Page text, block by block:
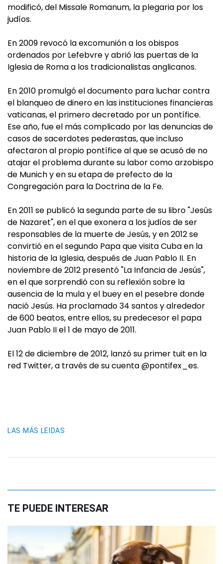
modificó, del Missale Romanum, la plegaria por los
judíos.
En 2009 revocó la excomunión a los obispos
ordenados por Lefebvre y abrió las puertas de la
Iglesia de Roma a los tradicionalistas anglicanos.
En 2010 promulgó el documento para luchar contra
el blanqueo de dinero en las instituciones financieras
vaticanas, el primero decretado por un pontífice.
Ese año, fue el más complicado por las denuncias de
casos de sacerdotes pederastas, que incluso
afectaron al propio pontífice al que se acusó de no
atajar el problema durante su labor como arzobispo
de Munich y en su etapa de prefecto de la
Congregación para la Doctrina de la Fe.
En 2011 se publicó la segunda parte de su libro "Jesús
de Nazaret", en el que exonera a los judíos de ser
responsables de la muerte de Jesús, y en 2012 se
convirtió en el segundo Papa que visita Cuba en la
historia de la Iglesia, después de Juan Pablo II. En
noviembre de 2012 presentó "La Infancia de Jesús",
en el que sorprendió con su reflexión sobre la
ausencia de la mula y el buey en el pesebre donde
nació Jesús. Ha proclamado 34 santos y alrededor
de 600 beatos, entre ellos, su predecesor el papa
Juan Pablo II el 1 de mayo de 2011.
El 12 de diciembre de 2012, lanzó su primer tuit en la
red Twitter, a través de su cuenta @pontifex_es.
LAS MÁS LEIDAS
TE PUEDE INTERESAR